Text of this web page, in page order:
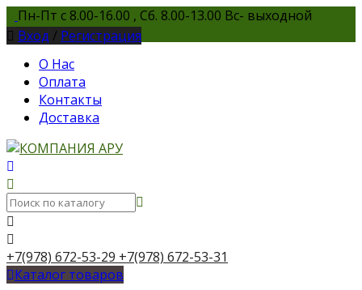
Пн-Пт с 8.00-16.00 , Сб. 8.00-13.00 Вс- выходной
Вход / Регистрация
О Нас
Оплата
Контакты
Доставка
+7(978) 672-53-29 +7(978) 672-53-31
Каталог товаров